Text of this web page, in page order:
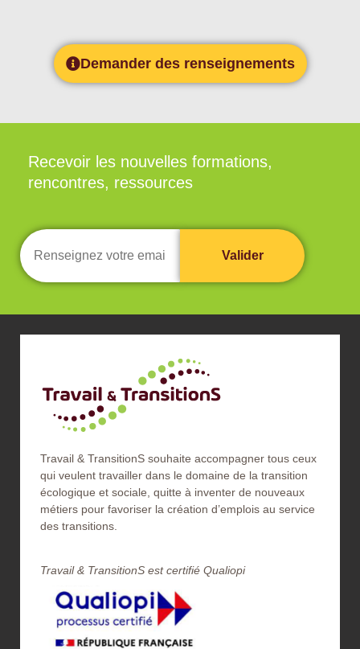
Demander des renseignements
Recevoir les nouvelles formations,
rencontres, ressources
Travail & TransitionS souhaite accompagner tous ceux
qui veulent travailler dans le domaine de la transition
écologique et sociale, quitte à inventer de nouveaux
métiers pour favoriser la création d’emplois au service
des transitions.
Travail & TransitionS est certifié Qualiopi​